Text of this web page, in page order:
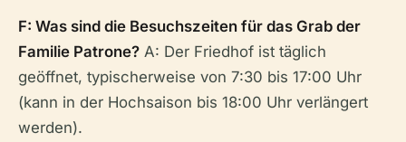
F: Was sind die Besuchszeiten für das Grab der
Familie Patrone? A: Der Friedhof ist täglich
geöffnet, typischerweise von 7:30 bis 17:00 Uhr
(kann in der Hochsaison bis 18:00 Uhr verlängert
werden).